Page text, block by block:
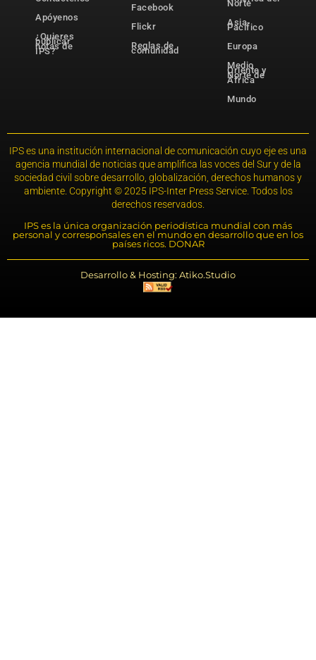
Apóyenos
¿Quieres
publicar
notas de
IPS?
Facebook
Flickr
Reglas de
comunidad
Norte
Asia-
Pacífico
Europa
Medio
Oriente y
Norte de
África
Mundo
IPS es una institución internacional de comunicación cuyo eje es una
agencia mundial de noticias que amplifica las voces del Sur y de la
sociedad civil sobre desarrollo, globalización, derechos humanos y
ambiente. Copyright © 2025 IPS-Inter Press Service. Todos los
derechos reservados.
IPS es la única organización periodística mundial con más
personal y corresponsales en el mundo en desarrollo que en los
países ricos. DONAR
Desarrollo & Hosting: Atiko.Studio